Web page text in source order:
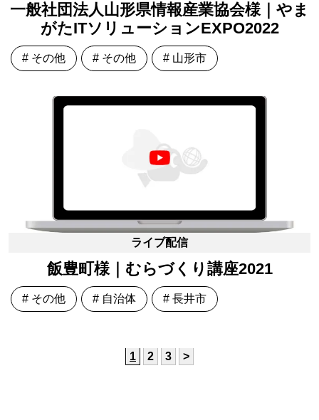
一般社団法人山形県情報産業協会様｜やま
がたITソリューションEXPO2022
# その他 # その他 # 山形市
ライブ配信
飯豊町様｜むらづくり講座2021
# その他 # 自治体 # 長井市
1 2 3 >